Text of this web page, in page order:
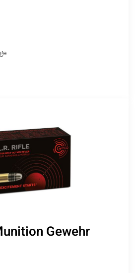
Gewehr